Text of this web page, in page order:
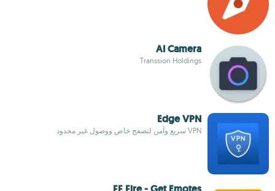
AI Camera
Transsion Holdings
Edge VPN
VPN سريع وآمن لتصفح خاص ووصول غير محدود